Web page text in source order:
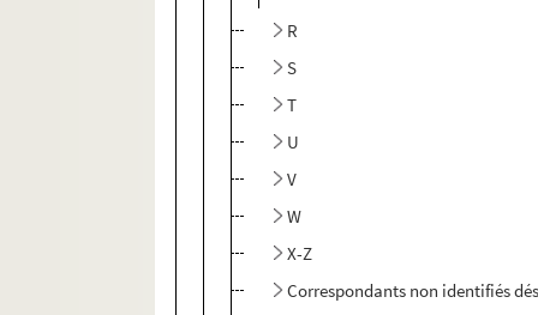
R
S
T
U
V
W
X-Z
Correspondants non identifiés